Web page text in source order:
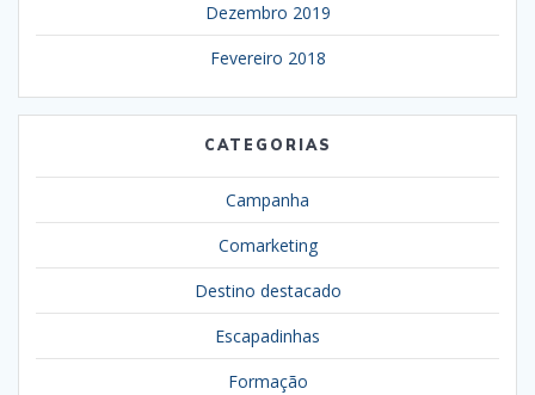
Dezembro 2019
Fevereiro 2018
CATEGORIAS
Campanha
Comarketing
Destino destacado
Escapadinhas
Formação